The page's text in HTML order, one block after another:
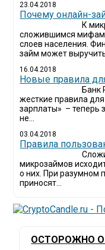
23.04.2018
Почему онлайн-
К
сложившимся
слоев населения.
займ может выручить
16.04.2018
Новые правила
Банк
жесткие правила
зарплаты» – теперь
не...
03.04.2018
​Правила
микрозаймов
о них. При разумном
приносят...
ОСТОРОЖНО